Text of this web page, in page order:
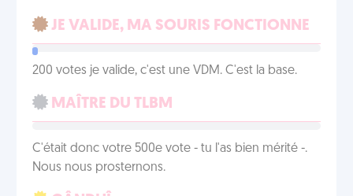
JE VALIDE, MA SOURIS FONCTIONNE
200 votes je valide, c'est une VDM. C'est la base.
MAÎTRE DU TLBM
C'était donc votre 500e vote - tu l'as bien mérité -.
Nous nous prosternons.